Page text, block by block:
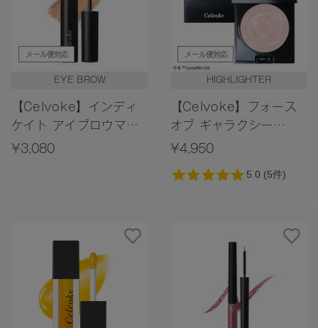
メール便対応
EYE BROW
【Celvoke】インディ
ケイト アイブロウマス
カラ H 02＜2026 AW
¥3,080
メール便対応
HIGHLIGHTER
【Celvoke】フォース
オブ ギャラクシー
EX01＜限定デザイン＞
Collection＞
¥4,950